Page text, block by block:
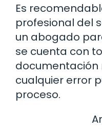
Es
profesional del
un abogado
se cuenta con
documentación
cualquier error
proceso.